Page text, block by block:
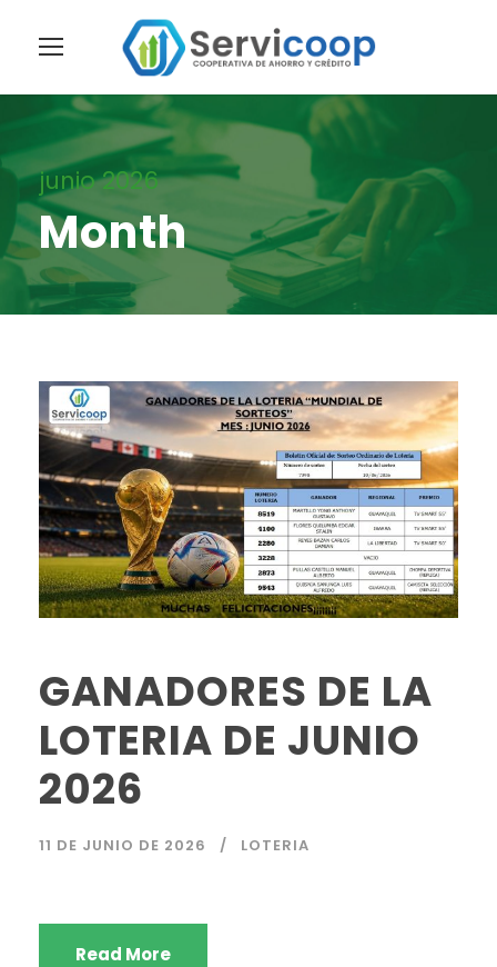
junio 2026
Month
GANADORES DE LA
LOTERIA DE JUNIO
2026
11 DE JUNIO DE 2026 LOTERIA
Read More